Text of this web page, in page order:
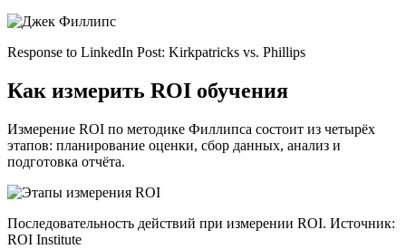
Response to LinkedIn Post: Kirkpatricks vs. Phillips
Как измерить ROI обучения
Измерение ROI по методике Филлипса состоит из четырёх
этапов: планирование оценки, сбор данных, анализ и
подготовка отчёта.
Последовательность действий при измерении ROI. Источник:
ROI Institute